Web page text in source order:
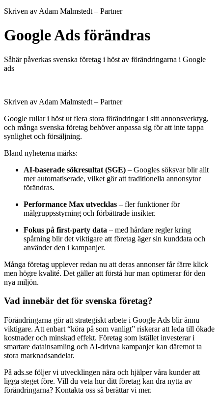
Skriven av Adam Malmstedt – Partner
Google Ads förändras
Såhär påverkas svenska företag i höst av förändringarna i Google
ads
Skriven av Adam Malmstedt – Partner
Google rullar i höst ut flera stora förändringar i sitt annonsverktyg,
och många svenska företag behöver anpassa sig för att inte tappa
synlighet och försäljning.
Bland nyheterna märks:
AI-baserade sökresultat (SGE) – Googles söksvar blir allt
mer automatiserade, vilket gör att traditionella annonsytor
förändras.
Performance Max utvecklas – fler funktioner för
målgruppsstyrning och förbättrade insikter.
Fokus på first-party data – med hårdare regler kring
spårning blir det viktigare att företag äger sin kunddata och
använder den i kampanjer.
Många företag upplever redan nu att deras annonser får färre klick
men högre kvalité. Det gäller att förstå hur man optimerar för den
nya miljön.
Vad innebär det för svenska företag?
Förändringarna gör att strategiskt arbete i Google Ads blir ännu
viktigare. Att enbart “köra på som vanligt” riskerar att leda till ökade
kostnader och minskad effekt. Företag som istället investerar i
smartare datainsamling och AI-drivna kampanjer kan däremot ta
stora marknadsandelar.
På ads.se följer vi utvecklingen nära och hjälper våra kunder att
ligga steget före. Vill du veta hur ditt företag kan dra nytta av
förändringarna? Kontakta oss så berättar vi mer.